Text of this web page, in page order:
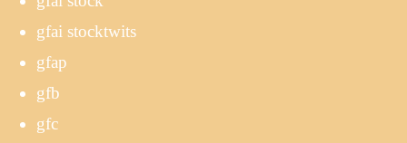
gfai stocktwits
gfap
gfb
gfc